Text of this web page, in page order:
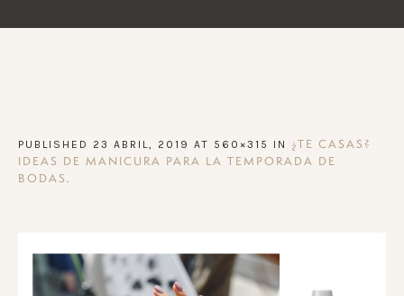
PUBLISHED 23 ABRIL, 2019 AT 560×315 IN
¿TE CASAS?
IDEAS DE MANICURA PARA LA TEMPORADA DE
BODAS .